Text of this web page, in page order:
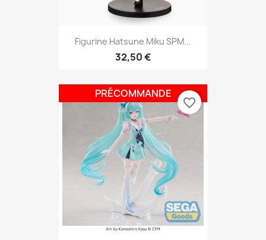
Figurine Hatsune Miku SPM...
32,50 €
PRÉCOMMANDE
favorite_border